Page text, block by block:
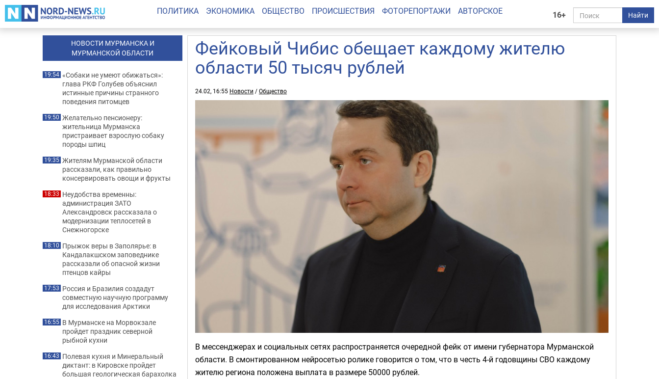
16+ Найти
ПОЛИТИКА ЭКОНОМИКА ОБЩЕСТВО ПРОИСШЕСТВИЯ ФОТОРЕПОРТАЖИ АВТОРСКОЕ
Фейковый Чибис обещает каждому жителю
области 50 тысяч рублей
24.02, 16:55 Новости /Общество
В мессенджерах и социальных сетях распространяется очередной фейк от имени губернатора Мурманской
области. В смонтированном нейросетью ролике говорится о том, что в честь 4-й годовщины СВО каждому
жителю региона положена выплата в размере 50000 рублей.
НОВОСТИ МУРМАНСКА И
МУРМАНСКОЙ ОБЛАСТИ
19:54 «Собаки не умеют обижаться»:
глава РКФ Голубев объяснил
истинные причины странного
поведения питомцев
19:50 Желательно пенсионеру:
жительница Мурманска
пристраивает взрослую собаку
породы шпиц
19:35 Жителям Мурманской области
рассказали, как правильно
консервировать овощи и фрукты
18:33 Неудобства временны:
администрация ЗАТО
Александровск рассказала о
модернизации теплосетей в
Снежногорске
18:10 Прыжок веры в Заполярье: в
Кандалакшском заповеднике
рассказали об опасной жизни
птенцов кайры
17:53 Россия и Бразилия создадут
совместную научную программу
для исследования Арктики
16:55 В Мурманске на Морвокзале
пройдет праздник северной
рыбной кухни
16:43 Полевая кухня и Минеральный
диктант: в Кировске пройдет
большая геологическая барахолка